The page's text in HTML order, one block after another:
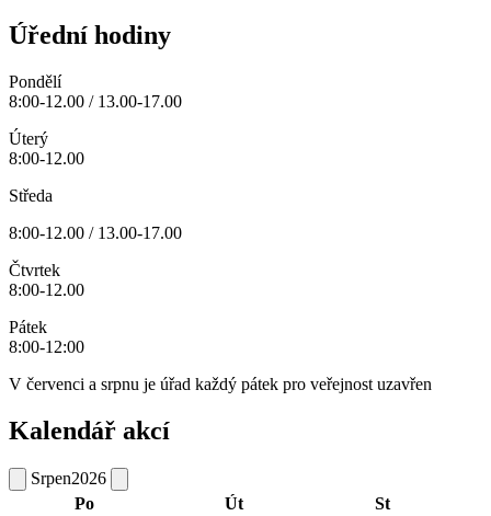
Úřední hodiny
Pondělí
8:00-12.00 / 13.00-17.00
Úterý
8:00-12.00
Středa
8:00-12.00 / 13.00-17.00
Čtvrtek
8:00-12.00
Pátek
8:00-12:00
V červenci a srpnu je úřad každý pátek pro veřejnost uzavřen
Kalendář akcí
Srpen2026
Po
Út
St